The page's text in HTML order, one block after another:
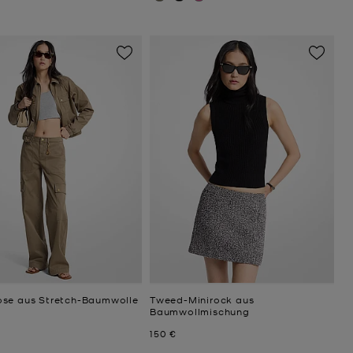
aus Stretch-Baumwolle
Tweed-Minirock aus
Baumwollmischung
Jetzt
150 €